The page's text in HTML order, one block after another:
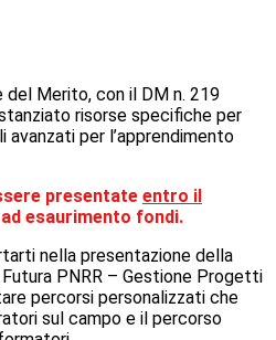
del Merito, con il DM n. 219
risorse specifiche per
per l’apprendimento
presentate entro il
esaurimento fondi.
nella presentazione della
PNRR – Gestione Progetti
percorsi personalizzati che
sul campo e il percorso